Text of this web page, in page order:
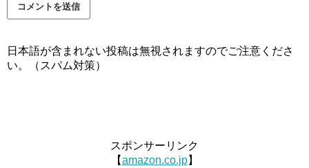
日本語が含まれない投稿は無視されますのでご注意くださ
い。（スパム対策）
スポンサーリンク
【amazon.co.jp】